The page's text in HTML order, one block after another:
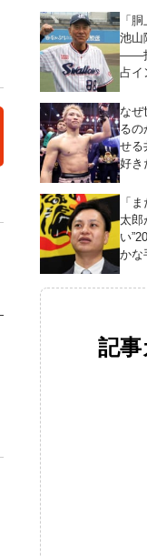
「
池山
――
占イ
なぜ
る
せる
好き
「
太郎
い
かな
記